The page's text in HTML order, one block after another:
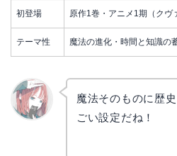
初登場 原作1巻・アニメ1期（クヴ
テーマ性 魔法の進化・時間と知識の
魔法そのものに歴
ごい設定だね！